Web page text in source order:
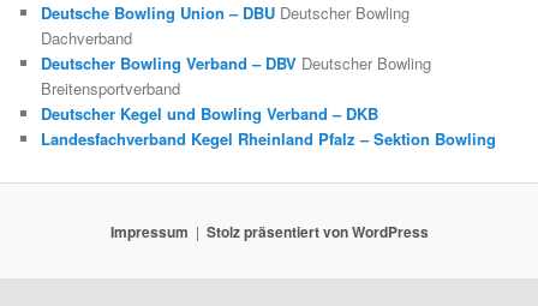
Deutsche Bowling Union – DBU Deutscher Bowling
Dachverband
Deutscher Bowling Verband – DBV Deutscher Bowling
Breitensportverband
Deutscher Kegel und Bowling Verband – DKB
Landesfachverband Kegel Rheinland Pfalz – Sektion Bowling
Impressum Stolz präsentiert von WordPress